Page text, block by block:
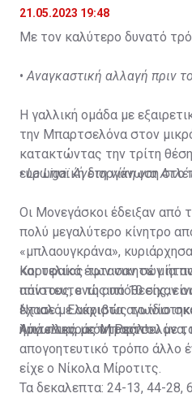
21.05.2023 19:48
Με τον καλύτερο δυνατό
•Αναγκαστική αλλαγή πριν
Η γαλλική ομάδα με
την Μπαρτσελόνα στον
κατακτώντας την τρίτη
ευρωπαϊκή διοργάνωση στο
•La Liga: Άνετη νίκη για
Οι Μονεγάσκοι έδειξαν από
πολύ μεγαλύτερο κίνητρο
«μπλαουγκράνα»,
και τελικά έφτασαν σε μία
απίστευτο της υπόθεσης,
έχασε με ακριβώς το ίδιο
ημιτελικό με τη Ρεάλ!
Κορυφαίος των νικητών
πόντους, ενώ από 10 είχαν
Ντιαλό. Ελάχιστα
λόγω της... κόντρας του με
Από πλευράς Μπαρτσελόνα,
απογοητευτικό τρόπο άλλο
είχε ο Νίκολα Μίροτιτς.
Τα δεκαλεπτα: 24-13, 44-28,